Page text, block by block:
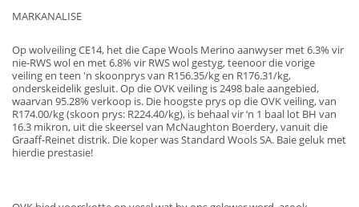
MARKANALISE
Op wolveiling CE14, het die Cape Wools Merino aanwyser met 6.3% vir
nie-RWS wol en met 6.8% vir RWS wol gestyg, teenoor die vorige
veiling en teen 'n skoonprys van R156.35/kg en R176.31/kg,
onderskeidelik gesluit. Op die OVK veiling is 2498 bale aangebied,
waarvan 95.28% verkoop is. Die hoogste prys op die OVK veiling, van
R174.00/kg (skoon prys: R224.40/kg), is behaal vir ‘n 1 baal lot BH van
16.3 mikron, uit die skeersel van McNaughton Boerdery, vanuit die
Graaff-Reinet distrik. Die koper was Standard Wools SA. Baie geluk met
hierdie prestasie!